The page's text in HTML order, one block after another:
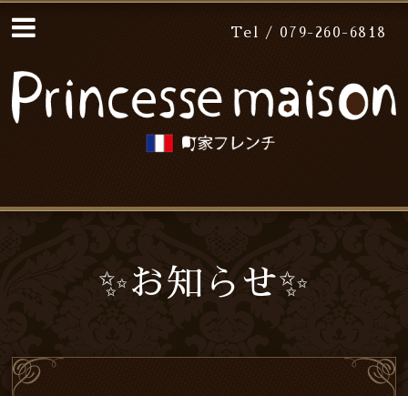
Tel / 079-260-6818
✨お知らせ✨